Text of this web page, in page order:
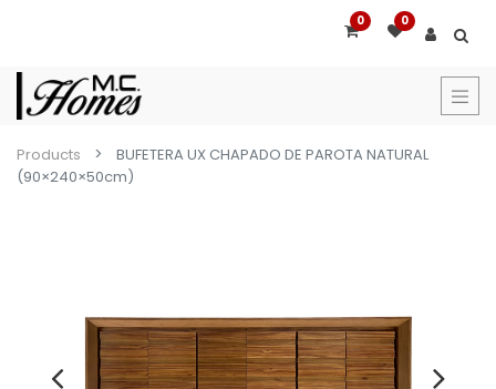
0 0
Products
BUFETERA UX CHAPADO DE PAROTA NATURAL
(90×240×50cm)